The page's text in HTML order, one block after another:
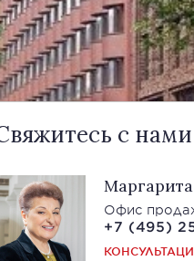
с нами
Офис
+7 (495)